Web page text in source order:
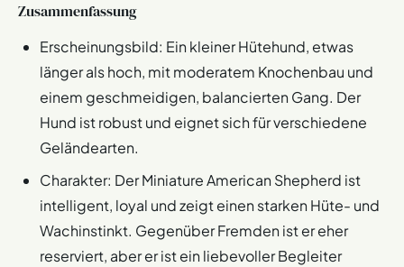
Zusammenfassung
Erscheinungsbild: Ein kleiner Hütehund, etwas
länger als hoch, mit moderatem Knochenbau und
einem geschmeidigen, balancierten Gang. Der
Hund ist robust und eignet sich für verschiedene
Geländearten.
Charakter: Der Miniature American Shepherd ist
intelligent, loyal und zeigt einen starken Hüte- und
Wachinstinkt. Gegenüber Fremden ist er eher
reserviert, aber er ist ein liebevoller Begleiter